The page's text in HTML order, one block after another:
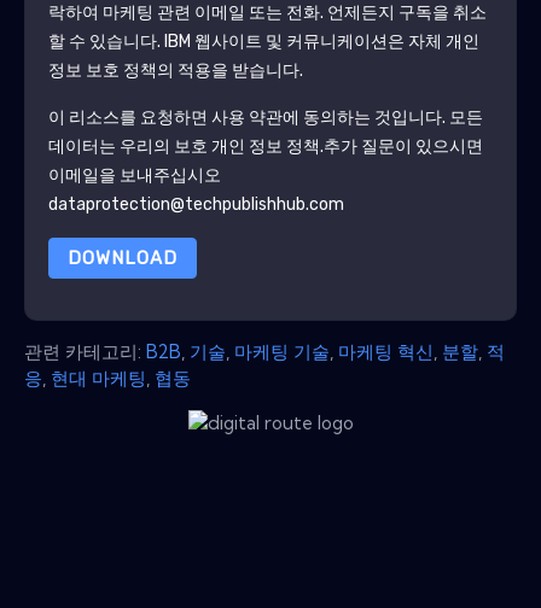
락하여 마케팅 관련 이메일 또는 전화. 언제든지 구독을 취소
할 수 있습니다. IBM 웹사이트 및 커뮤니케이션은 자체 개인
정보 보호 정책의 적용을 받습니다.
이 리소스를 요청하면 사용 약관에 동의하는 것입니다. 모든
데이터는 우리의 보호 개인 정보 정책.추가 질문이 있으시면
이메일을 보내주십시오
dataprotection@techpublishhub.com
DOWNLOAD
관련 카테고리: B2B 기술 마케팅 기술 마케팅 혁신 분할 적
응 현대 마케팅 협동